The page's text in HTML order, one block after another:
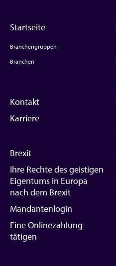
Startseite
Branchengruppen
Branchen
Kontakt
Karriere
Brexit
Ihre Rechte des geistigen
Eigentums in Europa
nach dem Brexit
Mandantenlogin
Eine Onlinezahlung
tätigen